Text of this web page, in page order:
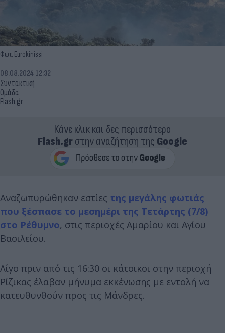
Φωτ. Eurokinissi
Συντακτική
Ομάδα
Flash.gr
08.08.2024 12:32
Κάνε κλικ και δες περισσότερο
Flash.grστην αναζήτηση της Google
Αναζωπυρώθηκαν εστίες της μεγάλης φωτιάς
που ξέσπασε το μεσημέρι της Τετάρτης (7/8)
στο Ρέθυμνο, στις περιοχές Αμαρίου και Αγίου
Βασιλείου.
Λίγο πριν από τις 16:30 οι κάτοικοι στην περιοχή
Ρίζικας έλαβαν μήνυμα εκκένωσης με εντολή να
κατευθυνθούν προς τις Μάνδρες.